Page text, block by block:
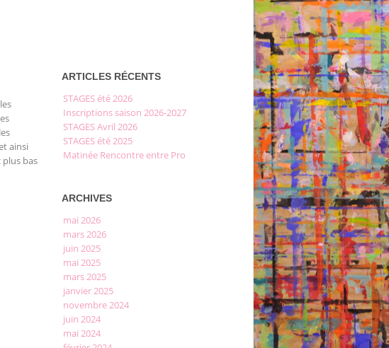
ainsi
plus bas
ARTICLES RÉCENTS
STAGES été 2026
Inscriptions saison 2026-2027
STAGES Avril 2026
STAGES été 2025
Matinée Rencontre entre Pro
ARCHIVES
mai 2026
mars 2026
juin 2025
mai 2025
mars 2025
janvier 2025
novembre 2024
juin 2024
mai 2024